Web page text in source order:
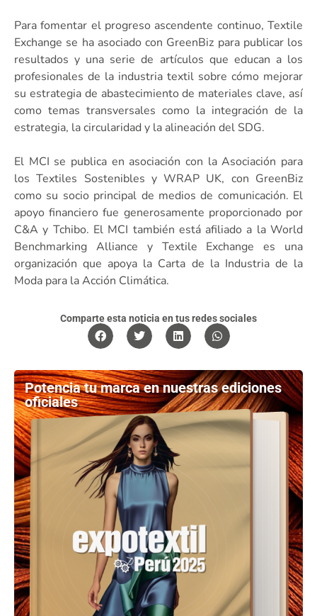
Para fomentar el progreso ascendente continuo, Textile
Exchange se ha asociado con GreenBiz para publicar los
resultados y una serie de artículos que educan a los
profesionales de la industria textil sobre cómo mejorar
su estrategia de abastecimiento de materiales clave, así
como temas transversales como la integración de la
estrategia, la circularidad y la alineación del SDG.
El MCI se publica en asociación con la Asociación para
los Textiles Sostenibles y WRAP UK, con GreenBiz
como su socio principal de medios de comunicación. El
apoyo financiero fue generosamente proporcionado por
C&A y Tchibo. El MCI también está afiliado a la World
Benchmarking Alliance y Textile Exchange es una
organización que apoya la Carta de la Industria de la
Moda para la Acción Climática.
Comparte esta noticia en tus redes sociales
Potencia tu marca en nuestras ediciones
oficiales